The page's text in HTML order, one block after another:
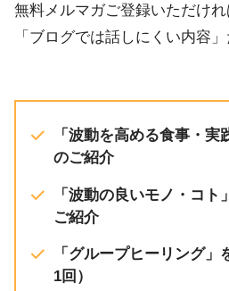
無料メルマガご登録いただけ
「ブログでは話しにくい内容」
「波動を高める食事・実
のご紹介
「波動の良いモノ・コ
ご紹介
「グループヒーリング
1回）